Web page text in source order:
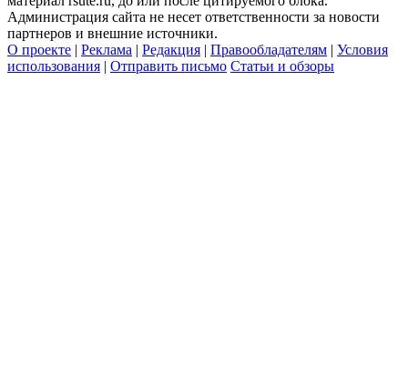
Администрация сайта не несет ответственности за новости
партнеров и внешние источники.
О проекте | Реклама | Редакция | Правообладателям | Условия
использования | Отправить письмо Статьи и обзоры